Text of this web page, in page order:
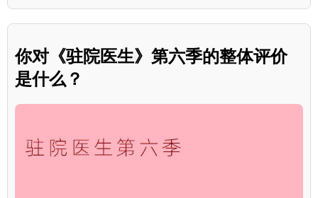
你对《驻院医生》第六季的整体评价
是什么？